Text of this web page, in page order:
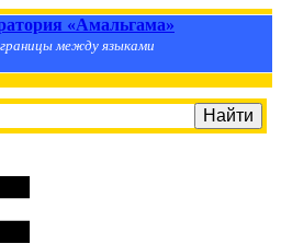
«Амальгама»
между языками